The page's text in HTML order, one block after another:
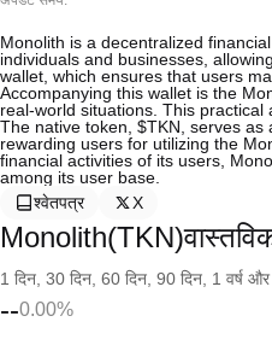
Monolith is a decentralized
individuals and businesses,
wallet, which ensures that users
Accompanying this wallet is the
real-world situations. This
The native token, $TKN, serves
rewarding users for utilizing the
financial activities of its users,
among its user base.
श्वेतपत्र
X
1 दिन, 30 दिन, 60 दिन, 90 दिन, 1 वर्ष
--0.00%